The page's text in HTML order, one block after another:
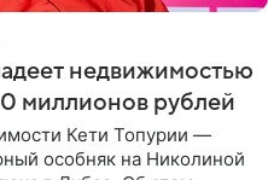
недвижимостью
миллионов рублей
Кети Топурии —
особняк на Николиной